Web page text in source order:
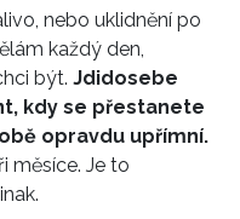
nebo uklidnění po
každý den,
být. Jdidosebe
kdy se přestanete
opravdu upřímní.
měsíce. Je to